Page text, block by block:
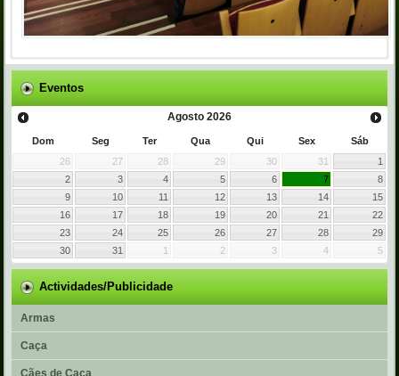
Eventos
Agosto 2026
Dom Seg Ter Qua Qui Sex
Sáb
26
27 28 29 30 31
1
2
3 4 5 6 7
8
9
10 11 12 13 14
15
16
17 18 19 20 21
22
23
24 25 26 27 28
29
30
31 1 2 3 4 5
Actividades/Publicidade
Armas
Caça
Cães de Caça